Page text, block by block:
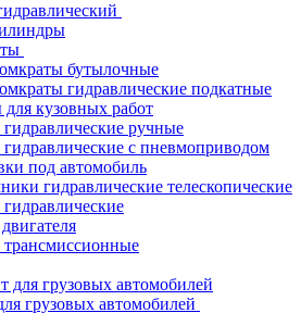
бутылочные
гидравлические подкатные
кузовных работ
ручные
с пневмоприводом
под автомобиль
гидравлические телескопические
грузовых автомобилей